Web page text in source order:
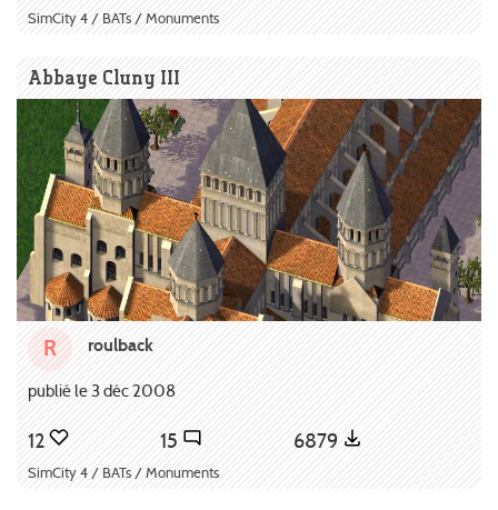
SimCity 4 / BATs / Monuments
Abbaye Cluny III
R roulback
publié le 3 déc 2008
12 15 6879
SimCity 4 / BATs / Monuments